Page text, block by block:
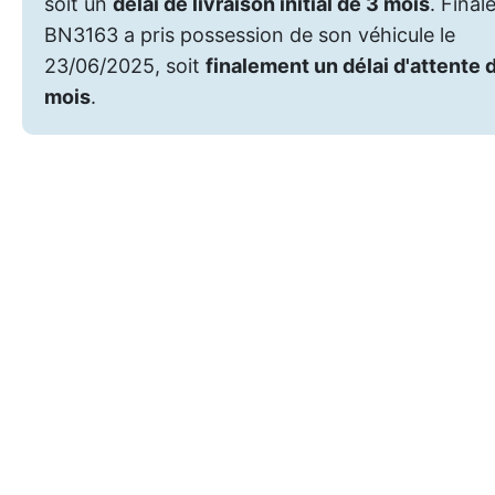
BN3163 a pris possession de son véhicule le
23/06/2025, soit finalement un délai d'attente
mois.